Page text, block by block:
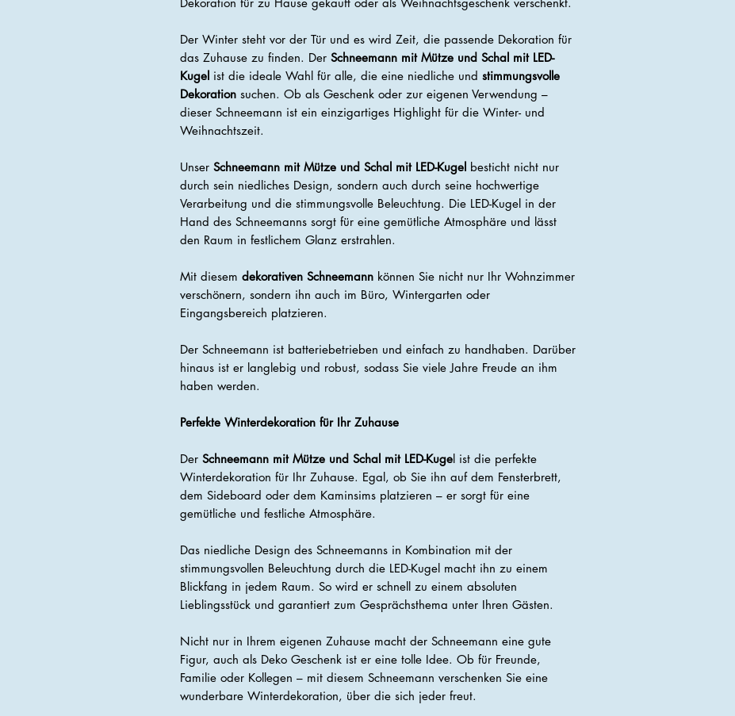
Der Winter steht vor der Tür und es wird Zeit, die passende Dekoration für
das Zuhause zu finden. Der Schneemann mit Mütze und Schal mit LED-
Kugel ist die ideale Wahl für alle, die eine niedliche und stimmungsvolle
Dekoration suchen. Ob als Geschenk oder zur eigenen Verwendung –
dieser Schneemann ist ein einzigartiges Highlight für die Winter- und
Weihnachtszeit.
Unser Schneemann mit Mütze und Schal mit LED-Kugel besticht nicht nur
durch sein niedliches Design, sondern auch durch seine hochwertige
Verarbeitung und die stimmungsvolle Beleuchtung. Die LED-Kugel in der
Hand des Schneemanns sorgt für eine gemütliche Atmosphäre und lässt
den Raum in festlichem Glanz erstrahlen.
Mit diesem dekorativen Schneemann können Sie nicht nur Ihr Wohnzimmer
verschönern, sondern ihn auch im Büro, Wintergarten oder
Eingangsbereich platzieren.
Der Schneemann ist batteriebetrieben und einfach zu handhaben. Darüber
hinaus ist er langlebig und robust, sodass Sie viele Jahre Freude an ihm
haben werden.
Perfekte Winterdekoration für Ihr Zuhause
Der Schneemann mit Mütze und Schal mit LED-Kugel ist die perfekte
Winterdekoration für Ihr Zuhause. Egal, ob Sie ihn auf dem Fensterbrett,
dem Sideboard oder dem Kaminsims platzieren – er sorgt für eine
gemütliche und festliche Atmosphäre.
Das niedliche Design des Schneemanns in Kombination mit der
stimmungsvollen Beleuchtung durch die LED-Kugel macht ihn zu einem
Blickfang in jedem Raum. So wird er schnell zu einem absoluten
Lieblingsstück und garantiert zum Gesprächsthema unter Ihren Gästen.
Nicht nur in Ihrem eigenen Zuhause macht der Schneemann eine gute
Figur, auch als Deko Geschenk ist er eine tolle Idee. Ob für Freunde,
Familie oder Kollegen – mit diesem Schneemann verschenken Sie eine
wunderbare Winterdekoration, über die sich jeder freut.